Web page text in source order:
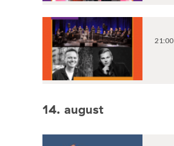
21:00
14. august